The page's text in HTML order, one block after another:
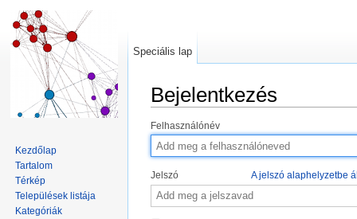
Bejelentkezés
Felhasználónév
Jelszó A jelszó alaphelyzetbe
Speciális lap
Kezdőlap
Tartalom
Térkép
Települések listája
Kategóriák